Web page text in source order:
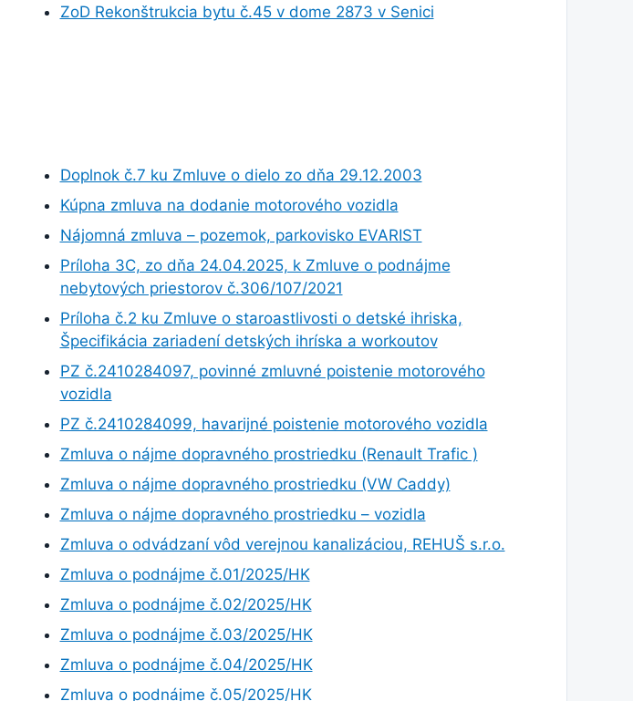
ZoD Rekonštrukcia bytu č.45 v dome 2873 v Senici
Doplnok č.7 ku Zmluve o dielo zo dňa 29.12.2003
Kúpna zmluva na dodanie motorového vozidla
Nájomná zmluva – pozemok, parkovisko EVARIST
Príloha 3C, zo dňa 24.04.2025, k Zmluve o podnájme
nebytových priestorov č.306/107/2021
Príloha č.2 ku Zmluve o staroastlivosti o detské ihriska,
Špecifikácia zariadení detských ihríska a workoutov
PZ č.2410284097, povinné zmluvné poistenie motorového
vozidla
PZ č.2410284099, havarijné poistenie motorového vozidla
Zmluva o nájme dopravného prostriedku (Renault Trafic )
Zmluva o nájme dopravného prostriedku (VW Caddy)
Zmluva o nájme dopravného prostriedku – vozidla
Zmluva o odvádzaní vôd verejnou kanalizáciou, REHUŠ s.r.o.
Zmluva o podnájme č.01/2025/HK
Zmluva o podnájme č.02/2025/HK
Zmluva o podnájme č.03/2025/HK
Zmluva o podnájme č.04/2025/HK
Zmluva o podnájme č.05/2025/HK